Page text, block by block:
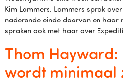
Kim Lammers. Lammers sprak
naderende einde daarvan en haar
spraken ook met haar over
Thom Hayward:
wordt minimaal